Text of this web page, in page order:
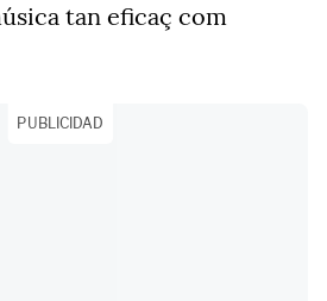
tan eficaç com
PUBLICIDAD